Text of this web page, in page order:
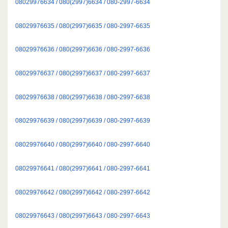
08029976634 / 080(2997)6634 / 080-2997-6634
08029976635 / 080(2997)6635 / 080-2997-6635
08029976636 / 080(2997)6636 / 080-2997-6636
08029976637 / 080(2997)6637 / 080-2997-6637
08029976638 / 080(2997)6638 / 080-2997-6638
08029976639 / 080(2997)6639 / 080-2997-6639
08029976640 / 080(2997)6640 / 080-2997-6640
08029976641 / 080(2997)6641 / 080-2997-6641
08029976642 / 080(2997)6642 / 080-2997-6642
08029976643 / 080(2997)6643 / 080-2997-6643